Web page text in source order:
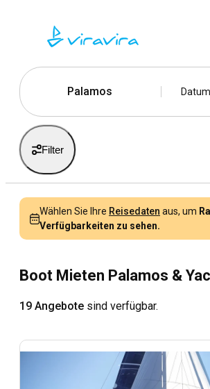
Palamos
Filter
Wählen Sie Ihre Reisedaten aus, um
Verfügbarkeiten zu sehen.
Boot Mieten Palamos &
19 Angebote sind verfügbar.